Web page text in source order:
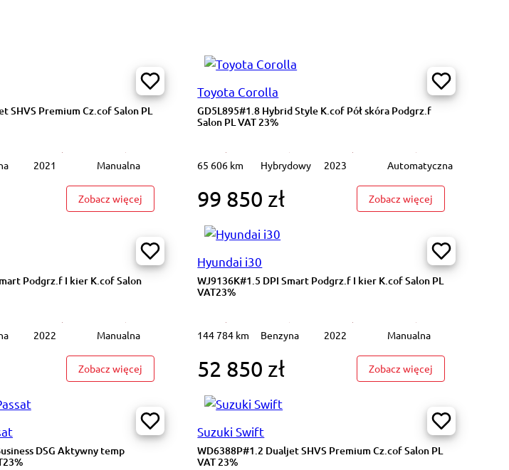
Cz.cof Salon PL VAT 23%
SHVS Premium Cz.cof Salon PL
2021 Manualna
Zobacz więcej : WD6503P#1.2 Dualjet SHVS Premium Cz.cof Salon PL VAT 23%
Toyota Corolla
GD5L895#1.8 Hybrid Style K.cof Pół skóra Podgrz.f
Salon PL VAT 23%
65 606 km Hybrydowy 2023 Automatyczna
99 850 zł Zobacz więcej
klima K.cof Salon PL VAT23%
Podgrz.f I kier K.cof Salon
2022 Manualna
Zobacz więcej : WD5966S#1.5 DPI Smart Podgrz.f I kier K.cof Salon PL VAT23%
Hyundai i30
WJ9136K#1.5 DPI Smart Podgrz.f I kier K.cof Salon PL
VAT23%
144 784 km Benzyna 2022 Manualna
52 850 zł Zobacz więcej
DSG Aktywny temp
Suzuki Swift
WD6388P#1.2 Dualjet SHVS Premium Cz.cof Salon PL
VAT 23%